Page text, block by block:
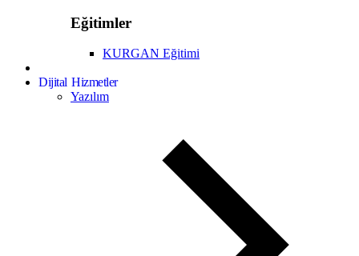
Eğitimler
KURGAN Eğitimi
Dijital Hizmetler
Yazılım